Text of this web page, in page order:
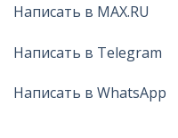
Написать в MAX.RU
Написать в Telegram
Написать в WhatsApp